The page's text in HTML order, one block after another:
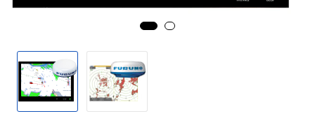
Nettverk
Ansatte